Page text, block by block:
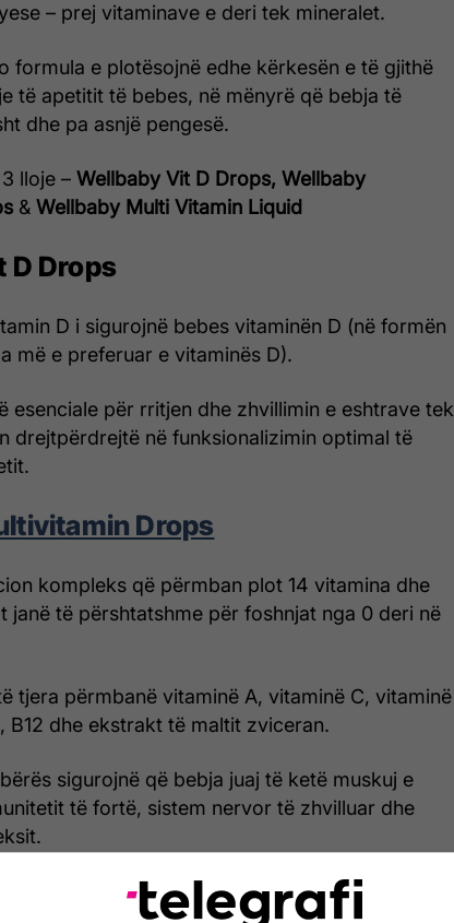
– prej vitaminave e deri tek mineralet.
formula e plotësojnë edhe kërkesën e të gjithë
të apetitit të bebes, në mënyrë që bebja të
dhe pa asnjë pengesë.
lloje – Wellbaby Vit D Drops, Wellbaby
& Wellbaby Multi Vitamin Liquid
D Drops
D i sigurojnë bebes vitaminën D (në formën
më e preferuar e vitaminës D).
esenciale për rritjen dhe zhvillimin e eshtrave tek
drejtpërdrejtë në funksionalizimin optimal të
Drops
kompleks që përmban plot 14 vitamina dhe
janë të përshtatshme për foshnjat nga 0 deri në
tjera përmbanë vitaminë A, vitaminë C, vitaminë
B12 dhe ekstrakt të maltit zviceran.
sigurojnë që bebja juaj të ketë muskuj e
të fortë, sistem nervor të zhvilluar dhe